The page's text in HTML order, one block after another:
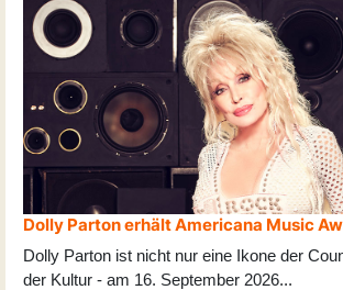
Dolly Parton erhält Americana Music
Dolly Parton ist nicht nur eine Ikone der
der Kultur - am 16. September 2026...